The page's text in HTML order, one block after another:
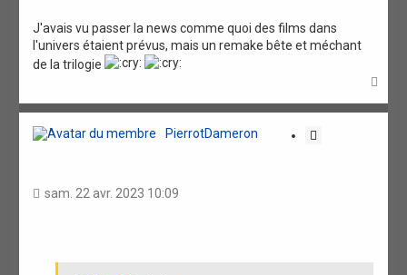
J'avais vu passer la news comme quoi des films dans
l'univers étaient prévus, mais un remake bête et méchant
de la trilogie
u
PierrotDameron
sam. 22 avr. 2023 10:09